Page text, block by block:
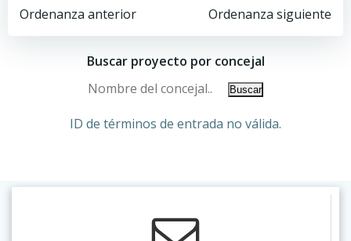
Ordenanza anterior Ordenanza siguiente
Buscar proyecto por concejal
ID de términos de entrada no válida.